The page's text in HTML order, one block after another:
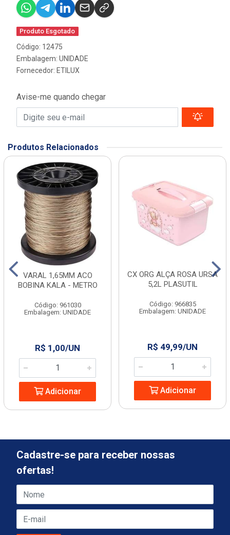
Produto Esgotado
Código: 12475
Embalagem: UNIDADE
Fornecedor: ETILUX
Avise-me quando chegar
Produtos Relacionados
VARAL 1,65MM ACO
BOBINA KALA - METRO
Código: 961030
Embalagem: UNIDADE
R$ 1,00/UN
Adicionar
CX ORG ALÇA ROSA URSA
5,2L PLASUTIL
Código: 966835
Embalagem: UNIDADE
R$ 49,99/UN
Adicionar
Cadastre-se para receber nossas
ofertas!